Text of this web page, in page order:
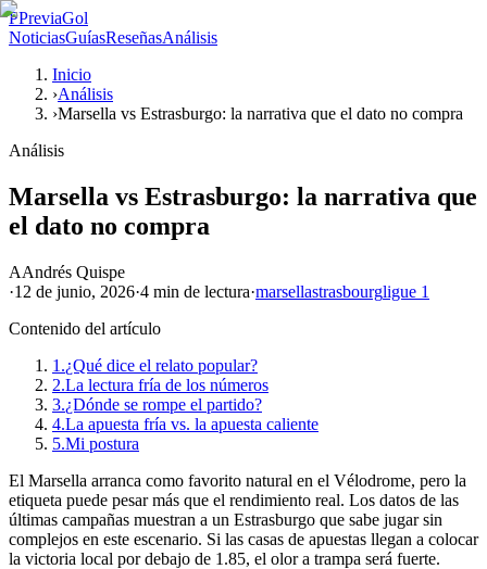
PPreviaGol
NoticiasGuíasReseñasAnálisis
Inicio
›Análisis
›Marsella vs Estrasburgo: la narrativa que el dato no compra
Análisis
Marsella vs Estrasburgo: la narrativa que
el dato no compra
AAndrés Quispe
·12 de junio, 2026·4 min de lectura·marsellastrasbourgligue 1
Contenido del artículo
1.¿Qué dice el relato popular?
2.La lectura fría de los números
3.¿Dónde se rompe el partido?
4.La apuesta fría vs. la apuesta caliente
5.Mi postura
El Marsella arranca como favorito natural en el Vélodrome, pero la
etiqueta puede pesar más que el rendimiento real. Los datos de las
últimas campañas muestran a un Estrasburgo que sabe jugar sin
complejos en este escenario. Si las casas de apuestas llegan a colocar
la victoria local por debajo de 1.85, el olor a trampa será fuerte.